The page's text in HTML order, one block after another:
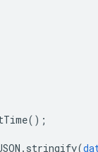
();
. stringify(